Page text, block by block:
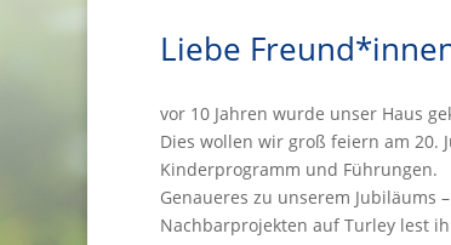
Liebe
vor 10 Jahren wurde unser Haus
Dies wollen wir groß feiern am 20.
Kinderprogramm und Führungen.
Genaueres zu unserem Jubiläums
Nachbarprojekten auf Turley lest